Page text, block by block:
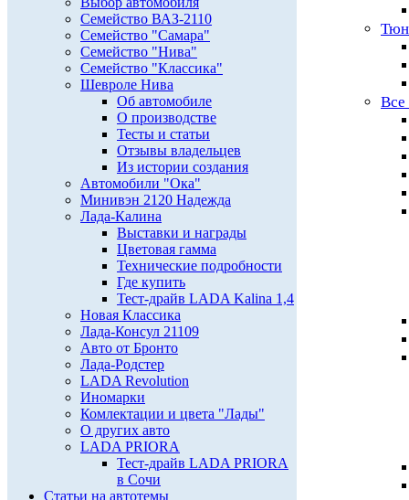
Семейство ВАЗ-2110
Семейство "Самара"
Семейство "Нива"
Семейство "Классика"
Шевроле Нива
Об автомобиле
О производстве
Тесты и статьи
Отзывы владельцев
Из истории создания
Автомобили "Ока"
Минивэн 2120 Надежда
Лада-Калина
Выставки и награды
Цветовая гамма
Технические подробности
Где купить
Тест-драйв LADA Kalina 1,4
Новая Классика
Лада-Консул 21109
Авто от Бронто
Лада-Родстер
LADA Revolution
Иномарки
Комлектации и цвета "Лады"
О других авто
LADA PRIORA
Тест-драйв LADA PRIORA
в Сочи
Статьи на автотемы
Все